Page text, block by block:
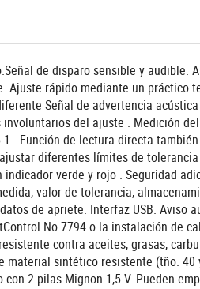
de disparo sensible y audible.
Ajuste rápido mediante un práctico
Señal de advertencia
del ajuste . Medición
. Función de lectura directa
diferentes límites de
verde y rojo . Seguridad
valor de tolerancia,
de apriete. Interfaz USB. Aviso
No 7794 o la instalación de
contra aceites, grasas,
sintético resistente (tño. 40
2 pilas Mignon 1,5 V. Pueden